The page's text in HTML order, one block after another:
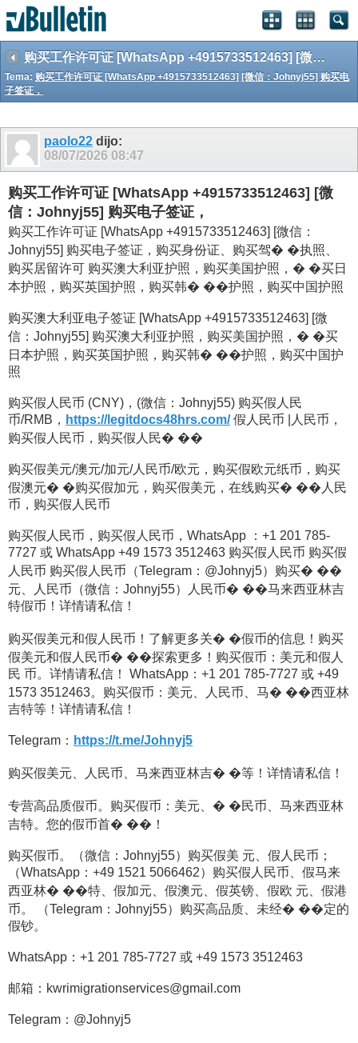
购买工作许可证 [WhatsApp +4915733512463] [微信：Johnyj55] 购买电子签证，
Tema: 购买工作许可证 [WhatsApp +4915733512463] [微信：Johnyj55] 购买电
子签证，
paolo22 dijo:
08/07/2026 08:47
购买工作许可证 [WhatsApp +4915733512463] [微
信：Johnyj55] 购买电子签证，
购买工作许可证 [WhatsApp +4915733512463] [微信：
Johnyj55] 购买电子签证，购买身份证、购买驾� �执照、
购买居留许可 购买澳大利亚护照，购买美国护照，� �买日
本护照，购买英国护照，购买韩� ��护照，购买中国护照
购买澳大利亚电子签证 [WhatsApp +4915733512463] [微
信：Johnyj55] 购买澳大利亚护照，购买美国护照，� �买
日本护照，购买英国护照，购买韩� ��护照，购买中国护
照
购买假人民币 (CNY)，(微信：Johnyj55) 购买假人民
币/RMB， https://legitdocs48hrs.com/假人民币 |人民币，
购买假人民币，购买假人民� ��
购买假美元/澳元/加元/人民币/欧元，购买假欧元纸币，购买
假澳元� �购买假加元，购买假美元，在线购买� ��人民
币，购买假人民币
购买假人民币，购买假人民币，WhatsApp ：+1 201 785-
7727 或 WhatsApp +49 1573 3512463 购买假人民币 购买假
人民币 购买假人民币（Telegram：@Johnyj5）购买� ��
元、人民币（微信：Johnyj55）人民币� ��马来西亚林吉
特假币！详情请私信！
购买假美元和假人民币！了解更多关� �假币的信息！购买
假美元和假人民币� ��探索更多！购买假币：美元和假人
民 币。详情请私信！ WhatsApp：+1 201 785-7727 或 +49
1573 3512463。购买假币：美元、人民币、马� ��西亚林
吉特等！详情请私信！
Telegram： https://t.me/Johnyj5
购买假美元、人民币、马来西亚林吉� �等！详情请私信！
专营高品质假币。购买假币：美元、� �民币、马来西亚林
吉特。您的假币首� ��！
购买假币。（微信：Johnyj55）购买假美 元、假人民币；
（WhatsApp：+49 1521 5066462）购买假人民币、假马来
西亚林� ��特、假加元、假澳元、假英镑、假欧 元、假港
币。 （Telegram：Johnyj55）购买高品质、未经� ��定的
假钞。
WhatsApp：+1 201 785-7727 或 +49 1573 3512463
邮箱：kwrimigrationservices@gmail.com
Telegram：@Johnyj5